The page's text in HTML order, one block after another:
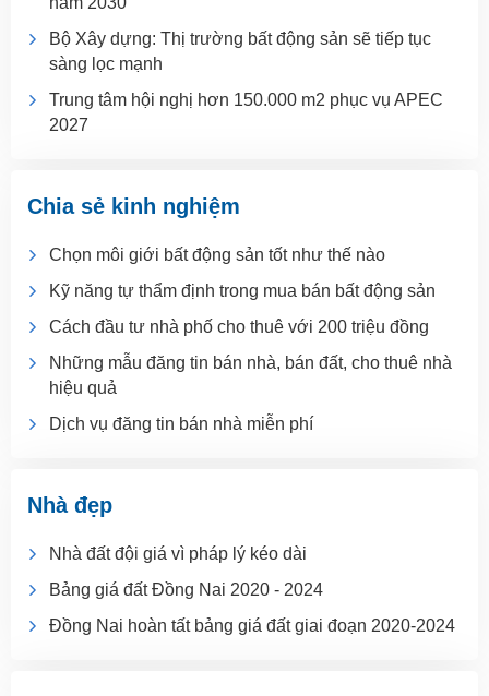
Bộ Xây dựng: Thị trường bất động sản sẽ tiếp tục
sàng lọc mạnh
Trung tâm hội nghị hơn 150.000 m2 phục vụ APEC
2027
Chia sẻ kinh nghiệm
Chọn môi giới bất động sản tốt như thế nào
Kỹ năng tự thẩm định trong mua bán bất động sản
Cách đầu tư nhà phố cho thuê với 200 triệu đồng
Những mẫu đăng tin bán nhà, bán đất, cho thuê nhà
hiệu quả
Dịch vụ đăng tin bán nhà miễn phí
Nhà đẹp
Nhà đất đội giá vì pháp lý kéo dài
Bảng giá đất Đồng Nai 2020 - 2024
Đồng Nai hoàn tất bảng giá đất giai đoạn 2020-2024